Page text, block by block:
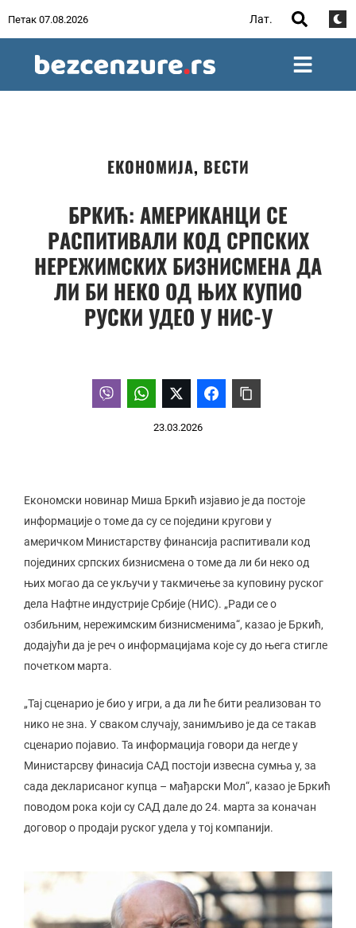
Петак 07.08.2026 Лат.
ЕКОНОМИЈА, ВЕСТИ
БРКИЋ: АМЕРИКАНЦИ СЕ
РАСПИТИВАЛИ КОД СРПСКИХ
НЕРЕЖИМСКИХ БИЗНИСМЕНА ДА
ЛИ БИ НЕКО ОД ЊИХ КУПИО
РУСКИ УДЕО У НИС-У
23.03.2026
Економски новинар Миша Бркић изјавио је да постоје
информације о томе да су се поједини кругови у
америчком Министарству финансија распитивали код
појединих српских бизнисмена о томе да ли би неко од
њих могао да се укључи у такмичење за куповину руског
дела Нафтне индустрије Србије (НИС). „Ради се о
озбиљним, нережимским бизнисменима“, казао је Бркић,
додајући да је реч о информацијама које су до њега стигле
почетком марта.
„Тај сценарио је био у игри, а да ли ће бити реализован то
нико не зна. У сваком случају, занимљиво је да се такав
сценарио појавио. Та информација говори да негде у
Министарсву финасија САД постоји извесна сумња у, за
сада декларисаног купца – мађарски Мол“, казао је Бркић
поводом рока који су САД дале до 24. марта за коначан
договор о продаји руског удела у тој компанији.